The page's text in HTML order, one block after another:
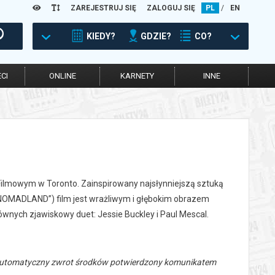
ZAREJESTRUJ SIĘ ZALOGUJ SIĘ PL / EN
KIEDY? GDZIE? CO?
ONLINE KARNETY INNE
w Toronto. Zainspirowany najsłynniejszą sztuką
film jest wrażliwym i głębokim obrazem
zjawiskowy duet: Jessie Buckley i Paul Mescal.
zwrot środków potwierdzony komunikatem